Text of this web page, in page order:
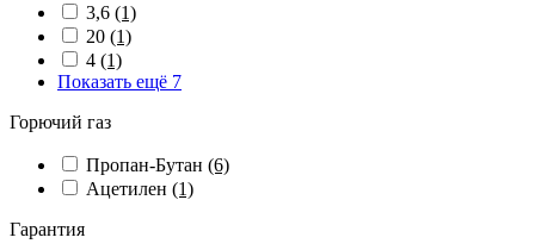
3,6 (1)
20 (1)
4 (1)
Показать ещё 7
Горючий газ
Пропан-Бутан (6)
Ацетилен (1)
Гарантия